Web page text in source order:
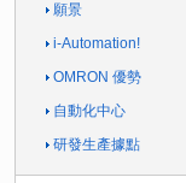
願景
i-Automation!
OMRON 優勢
自動化中心
研發生產據點